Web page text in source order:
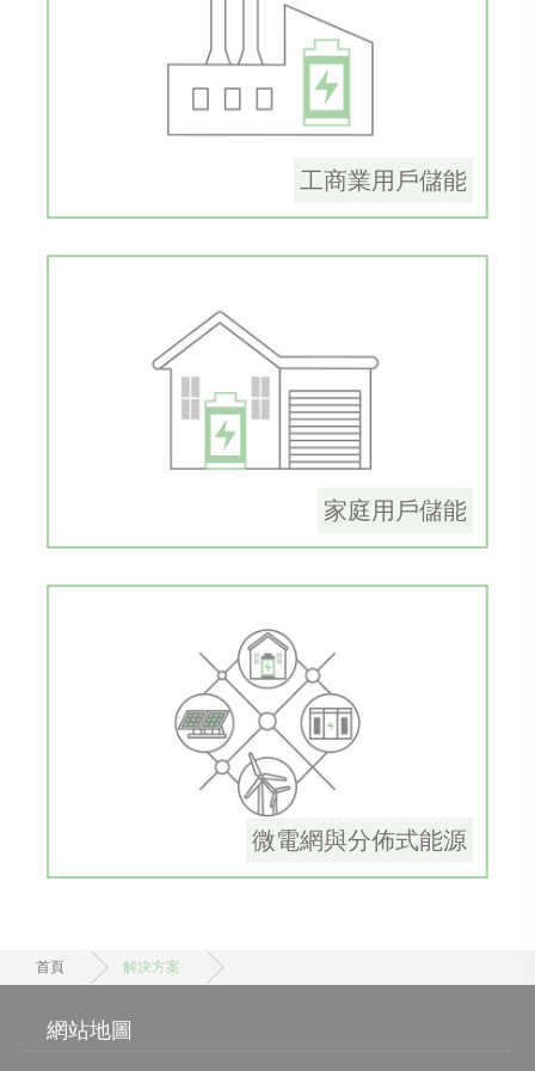
工商業用戶儲能
家庭用戶儲能
微電網與分佈式能源
首頁 解決方案
網站地圖